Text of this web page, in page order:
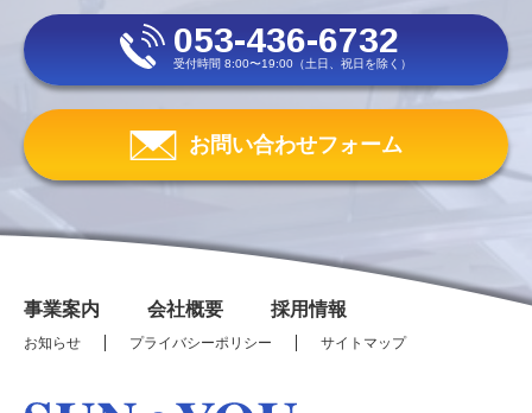
053-436-6732
受付時間 8:00〜19:00（土日、祝日を除く）
お問い合わせフォーム
事業案内 会社概要 採用情報
お知らせ プライバシーポリシー サイトマップ